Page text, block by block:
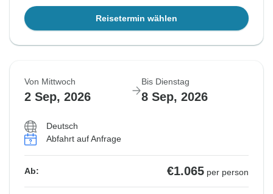
Reisetermin wählen
Von Mittwoch
2 Sep, 2026
Bis Dienstag
8 Sep, 2026
Deutsch
Abfahrt auf Anfrage
Ab: €1.065 per person